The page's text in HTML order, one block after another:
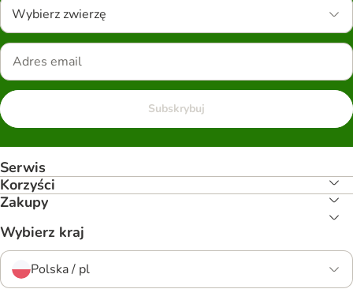
Wybierz zwierzę
Subskrybuj
Serwis
Korzyści
Zakupy
Wybierz kraj
Polska / pl